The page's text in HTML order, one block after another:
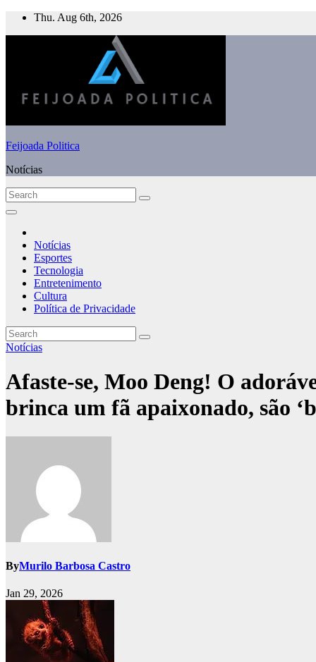
Skip
Thu. Aug 6th, 2026
Feijoada Politica
Notícias
Notícias
Esportes
Tecnologia
Entretenimento
Cultura
Política de Privacidade
Notícias
Afaste-se, Moo Deng! O
brinca um fã apaixonado, são
ByMurilo Barbosa Castro
Jan 29, 2026